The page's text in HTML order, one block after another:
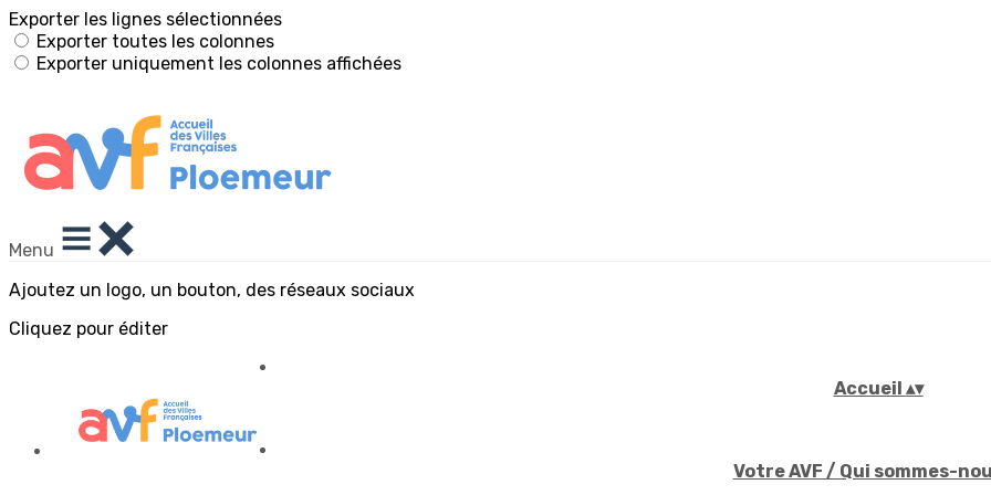
Exporter les lignes sélectionnées
Exporter toutes les colonnes
Exporter uniquement les colonnes affichées
Menu
Ajoutez un logo, un bouton, des réseaux sociaux
Cliquez pour éditer
Accueil ▴▾
Votre AVF / Qui sommes-